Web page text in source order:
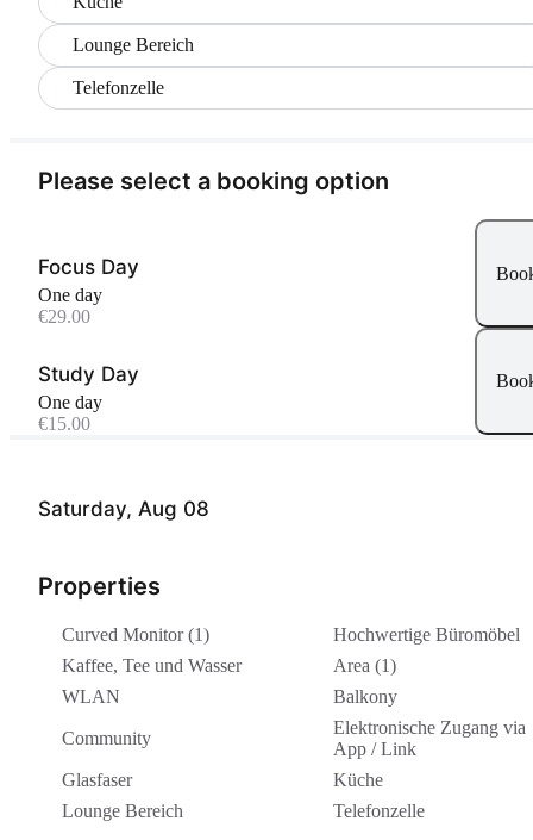
Lounge Bereich
Telefonzelle
Saturday, Aug 08
Properties
Curved Monitor (1)
Hochwertige Büromöbel
Kaffee, Tee und Wasser
Area (1)
WLAN
Balkony
Community
Elektronische Zugang via
App / Link
Glasfaser
Küche
Lounge Bereich
Telefonzelle
Please select a booking option
Focus Day
One day
€29.00
Study Day
One day
€15.00